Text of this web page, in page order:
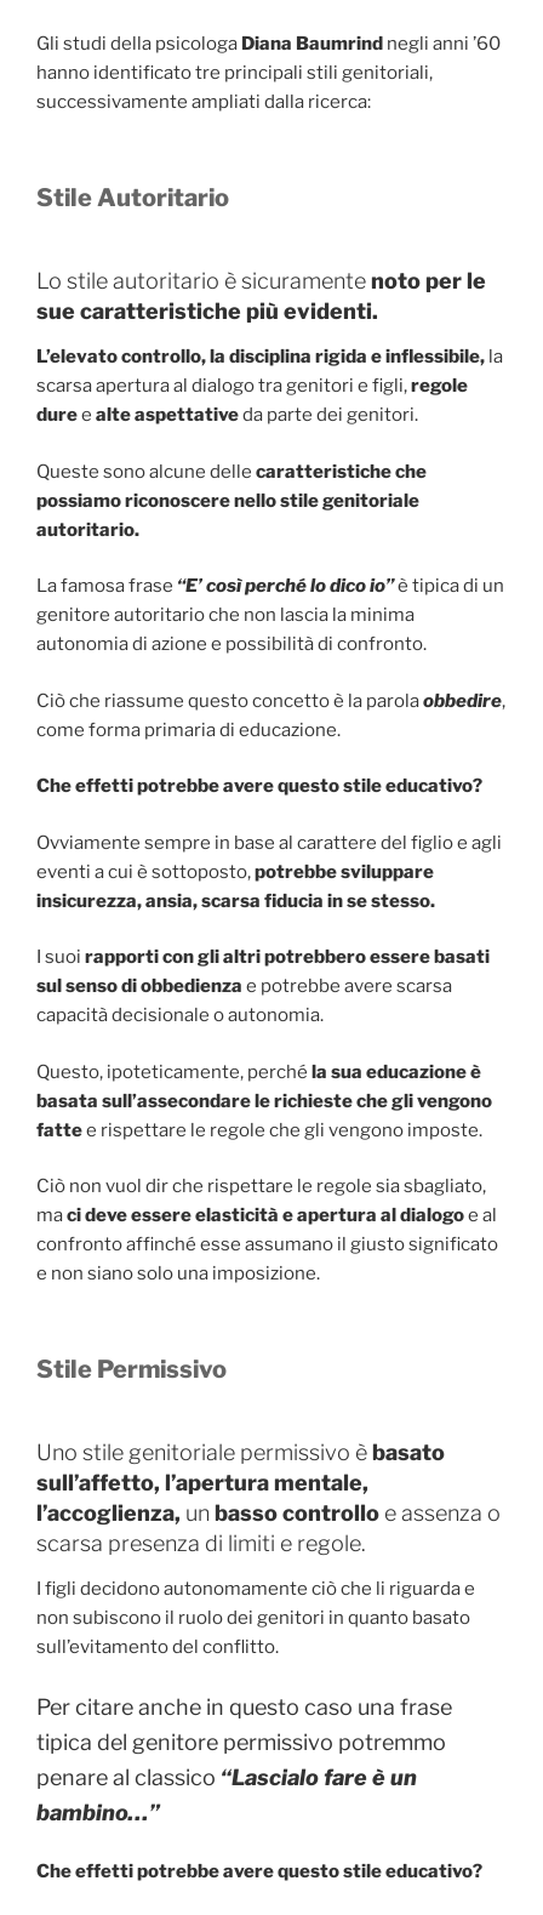
Gli studi della psicologa Diana Baumrind negli anni ’60
hanno identificato tre principali stili genitoriali,
successivamente ampliati dalla ricerca:
Stile Autoritario
Lo stile autoritario è sicuramentenoto per le
sue caratteristiche più evidenti.
L’elevato controllo, la disciplina rigida e inflessibile, la
scarsa apertura al dialogo tra genitori e figli,regole
duree alte aspettativeda parte dei genitori.
Queste sono alcune delle caratteristiche che
possiamo riconoscere nello stile genitoriale
autoritario.
La famosa frase “E’ così perché lo dico io”è tipica di un
genitore autoritario che non lascia la minima
autonomia di azione e possibilità di confronto.
Ciò che riassume questo concetto è la parolaobbedire,
come forma primaria di educazione.
Che effetti potrebbe avere questo stile educativo?
Ovviamente sempre in base al carattere del figlio e agli
eventi a cui è sottoposto,potrebbe sviluppare
insicurezza, ansia, scarsa fiducia in se stesso.
I suoi rapporti con gli altri potrebbero essere basati
sul senso di obbedienza e potrebbe avere scarsa
capacità decisionale o autonomia.
Questo, ipoteticamente, perché la sua educazione è
basata sull’assecondare le richieste che gli vengono
fattee rispettare le regole che gli vengono imposte.
Ciò non vuol dir che rispettare le regole sia sbagliato,
maci deve essere elasticità e apertura al dialogoe al
confronto affinché esse assumano il giusto significato
e non siano solo una imposizione.
Stile Permissivo
Uno stile genitoriale permissivo èbasato
sull’affetto, l’apertura mentale,
l’accoglienza, un basso controllo e assenza o
scarsa presenza di limiti e regole.
I figli decidono autonomamente ciò che li riguarda e
non subiscono il ruolo dei genitori in quanto basato
sull’evitamento del conflitto.
Per citare anche in questo caso una frase
tipica del genitore permissivo potremmo
penare al classico “Lascialo fare è un
bambino…”
Che effetti potrebbe avere questo stile educativo?